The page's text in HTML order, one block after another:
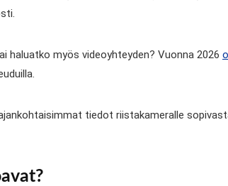
haluatko myös videoyhteyden? Vuonna 2026
tiedot riistakameralle